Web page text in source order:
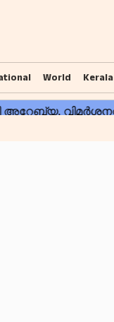
World Kerala